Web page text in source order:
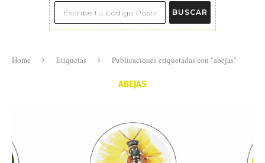
BUSCAR
Home Etiquetas Publicaciones etiquetadas con "abejas"
ABEJAS